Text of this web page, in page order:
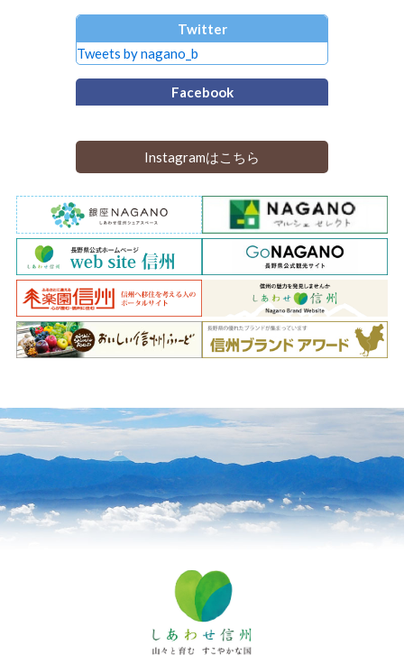
Twitter
Tweets by nagano_b
Facebook
Instagramはこちら